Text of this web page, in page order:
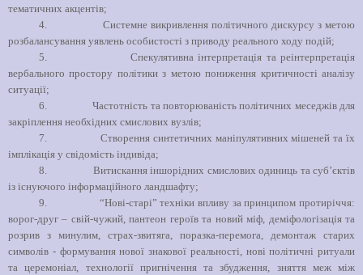
тематичних акцентів;
4.
Системне викривлення політичного дискурсу з метою
розбалансування уявлень особистості з приводу реального ходу подій;
5.
Спекулятивна інтерпретація та реінтерпретація
вербального простору політики з метою пониження критичності аналізу
ситуації;
6.
Частотність та повторюваність політичних меседжів для
закріплення необхідних смислових вузлів;
7.
Створення синтетичних маніпулятивних мішеней та їх
імплікація у свідомість індивіда;
8.
Витискання іншорідних смислових одиниць та суб’єктів
із існуючого інформаційного ландшафту;
9.
“Нові-старі” техніки впливу за принципом протиріччя:
ворог-друг – свій-чужий, пантеон героїв та новий міф, деміфологізація та
розрив з минулим, страх-звитяга, поразка-перемога, демонтаж старих
символів - формування нової знакової реальності, нові політичні ритуали
та церемоніал, технології пригнічення та збудження, зняття меж між